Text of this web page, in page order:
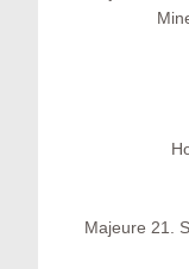
Majeure 21.